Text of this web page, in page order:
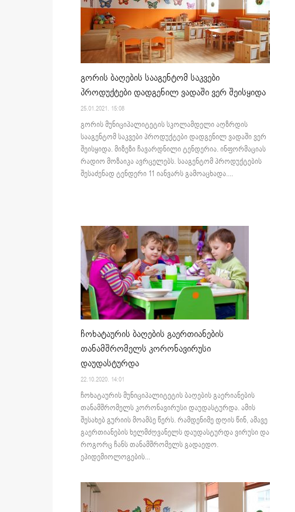
გორის ბაღების სააგენტომ საკვები
პროდუქტები დადგენილ ვადაში ვერ შეისყიდა
25.01.2021. 15:08
გორის მუნიციპალიტეტის სკოლამდელი აღზრდის
სააგენტომ საკვები პროდუქტები დადგენილ ვადაში ვერ
შეისყიდა. მიზეზი ჩავარდნილი ტენდერია. ინფორმაციას
რადიო მოზაიკა ავრცელებს. სააგენტომ პროდუქტების
შესაძენად ტენდერი 11 იანვარს გამოაცხადა....
ჩოხატაურის ბაღების გაერთიანების
თანამშრომელს კორონავირუსი
დაუდასტურდა
22.10.2020. 14:01
ჩოხატაურის მუნიციპალიტეტის ბაღების გაერიანების
თანამშრომელს კორონავირუსი დაუდასტურდა. ამის
შესახებ გურიის მოამბე წერს. რამდენიმე დღის წინ, ამავე
გაერთიანების ხელმძღვანელს დაუდასტურდა ვირუსი და
როგორც ჩანს თანამშრომელს გადაედო.
ეპიდემიოლოგების...